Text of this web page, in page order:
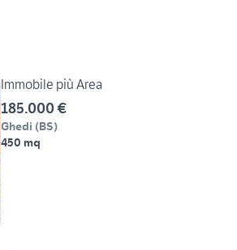
Immobile più Area
185.000 €
Ghedi (BS)
450 mq